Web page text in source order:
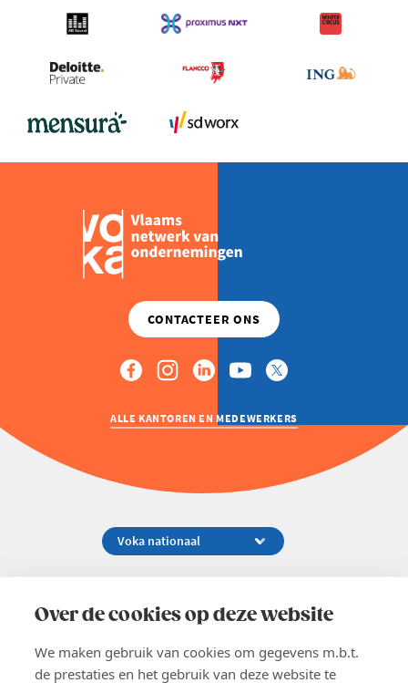
Over de cookies op deze website
We maken gebruik van cookies om gegevens m.b.t.
de prestaties en het gebruik van deze website te
ALLE KANTOREN EN MEDEWERKERS
02 229 81 11